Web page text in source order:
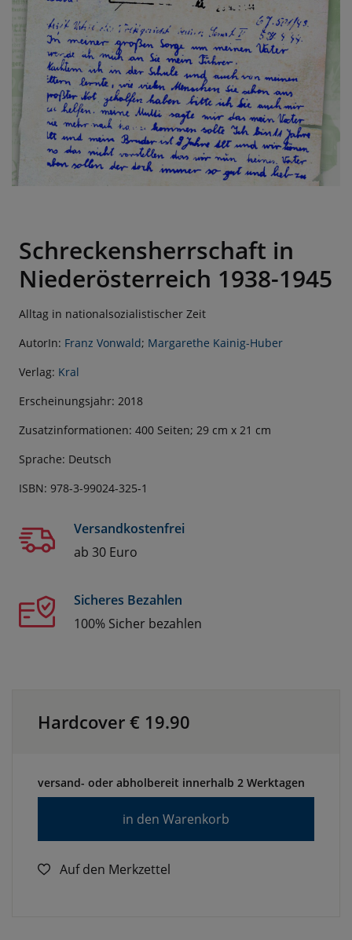
Schreckensherrschaft in
Niederösterreich 1938-1945
Alltag in nationalsozialistischer Zeit
AutorIn: Franz Vonwald; Margarethe Kainig-Huber
Verlag: Kral
Erscheinungsjahr: 2018
Zusatzinformationen: 400 Seiten; 29 cm x 21 cm
Sprache: Deutsch
ISBN: 978-3-99024-325-1
Versandkostenfrei
ab 30 Euro
Sicheres Bezahlen
100% Sicher bezahlen
Hardcover € 19.90
versand- oder abholbereit innerhalb 2 Werktagen
in den Warenkorb
Auf den Merkzettel